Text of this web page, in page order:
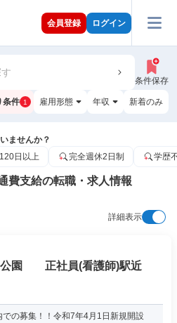
会員登録 ログイン
条件保存
条件 1 雇用形態 年収 新着のみ
ませんか？
日以上 完全週休2日制 学歴
費支給の転職・求人情報
詳細表示
公園 正社員(看護師)駅近
の募集！！令和7年4月1日新規開設